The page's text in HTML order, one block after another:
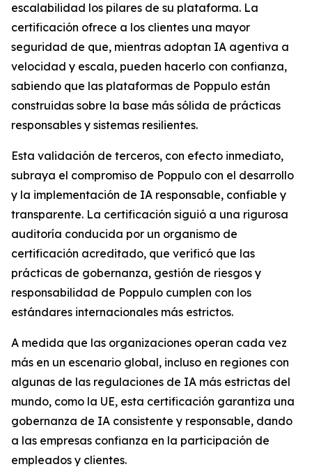
escalabilidad los pilares de su plataforma. La
certificación ofrece a los clientes una mayor
seguridad de que, mientras adoptan IA agentiva a
velocidad y escala, pueden hacerlo con confianza,
sabiendo que las plataformas de Poppulo están
construidas sobre la base más sólida de prácticas
responsables y sistemas resilientes.
Esta validación de terceros, con efecto inmediato,
subraya el compromiso de Poppulo con el desarrollo
y la implementación de IA responsable, confiable y
transparente. La certificación siguió a una rigurosa
auditoría conducida por un organismo de
certificación acreditado, que verificó que las
prácticas de gobernanza, gestión de riesgos y
responsabilidad de Poppulo cumplen con los
estándares internacionales más estrictos.
A medida que las organizaciones operan cada vez
más en un escenario global, incluso en regiones con
algunas de las regulaciones de IA más estrictas del
mundo, como la UE, esta certificación garantiza una
gobernanza de IA consistente y responsable, dando
a las empresas confianza en la participación de
empleados y clientes.